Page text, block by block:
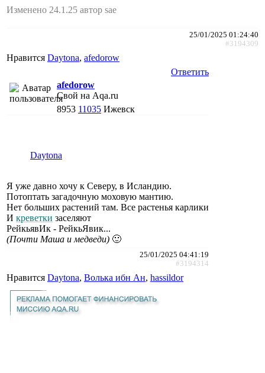
Изменено 24.1.25 автор sae
25/01/2025 01:24:40
#3194309
Нравится Daytona, afedorow
Ответить
afedorow
Свой на Aqa.ru
8953 11035 Ижевск
Daytona
Я уже давно хочу к Северу, в Исландию.
Потоптать загадочную моховую мантию.
Нет больших растений там. Все растенья карлики
И креветки заселяют
РейкьявИк - РейкьЯвик...
(Почти Маша и медведи) 🙂
25/01/2025 04:41:19
#3194314
Нравится Daytona, Волька ибн Ан, hassildor